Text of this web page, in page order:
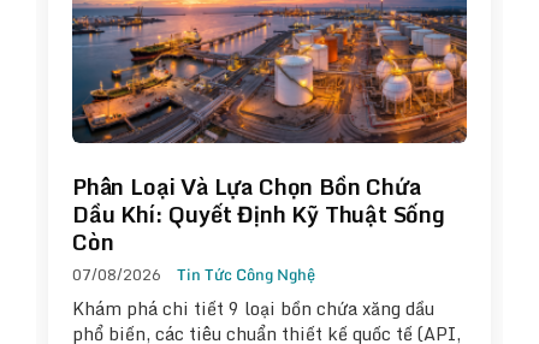
Phân Loại Và Lựa Chọn Bồn Chứa
Dầu Khí: Quyết Định Kỹ Thuật Sống
Còn
07/08/2026 Tin Tức Công Nghệ
Khám phá chi tiết 9 loại bồn chứa xăng dầu
phổ biến, các tiêu chuẩn thiết kế quốc tế (API,